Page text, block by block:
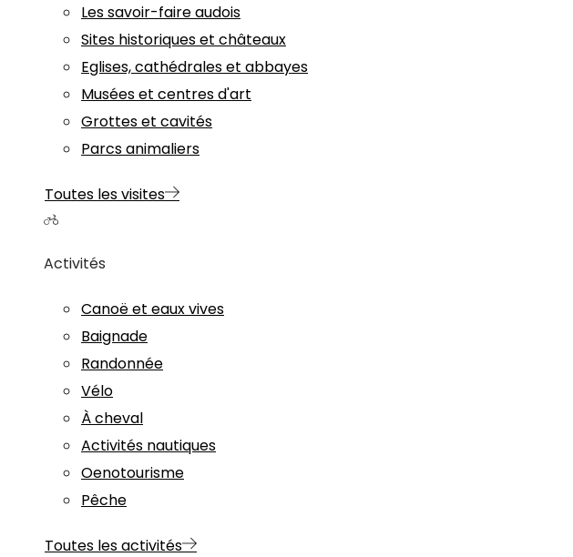
Les savoir-faire audois
Sites historiques et châteaux
Eglises, cathédrales et abbayes
Musées et centres d'art
Grottes et cavités
Parcs animaliers
Toutes les visites
Activités
Canoë et eaux vives
Baignade
Randonnée
Vélo
À cheval
Activités nautiques
Oenotourisme
Pêche
Toutes les activités